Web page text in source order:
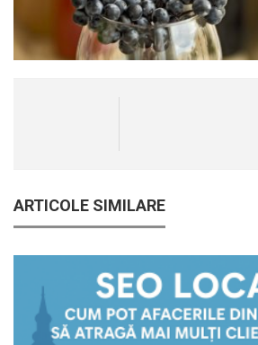
ARTICOLE SIMILARE